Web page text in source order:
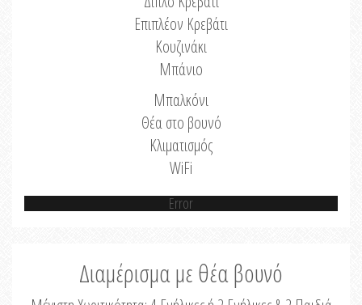
Επιπλέον Κρεβάτι
Κουζινάκι
Μπάνιο
Μπαλκόνι
Θέα στο βουνό
Κλιματισμός
WiFi
Error
Διαμέρισμα με θέα βουνό